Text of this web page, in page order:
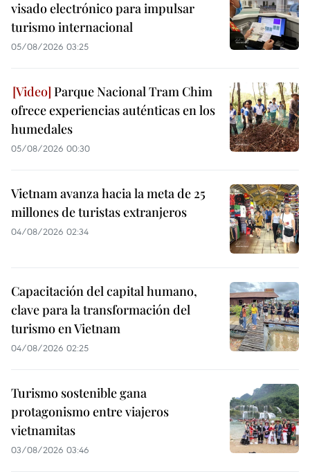
visado electrónico para impulsar
turismo internacional
05/08/2026 03:25
Parque Nacional Tram Chim
ofrece experiencias auténticas en los
humedales
05/08/2026 00:30
Vietnam avanza hacia la meta de 25
millones de turistas extranjeros
04/08/2026 02:34
Capacitación del capital humano,
clave para la transformación del
turismo en Vietnam
04/08/2026 02:25
Turismo sostenible gana
protagonismo entre viajeros
vietnamitas
03/08/2026 03:46